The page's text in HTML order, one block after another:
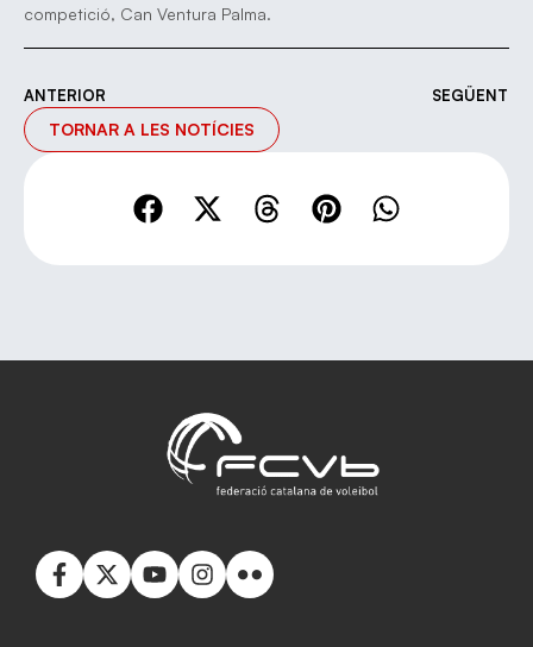
competició, Can Ventura Palma.
ANTERIOR SEGÜENT
TORNAR A LES NOTÍCIES